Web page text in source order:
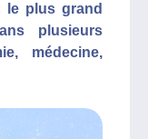
le plus grand
plusieurs
médecine,